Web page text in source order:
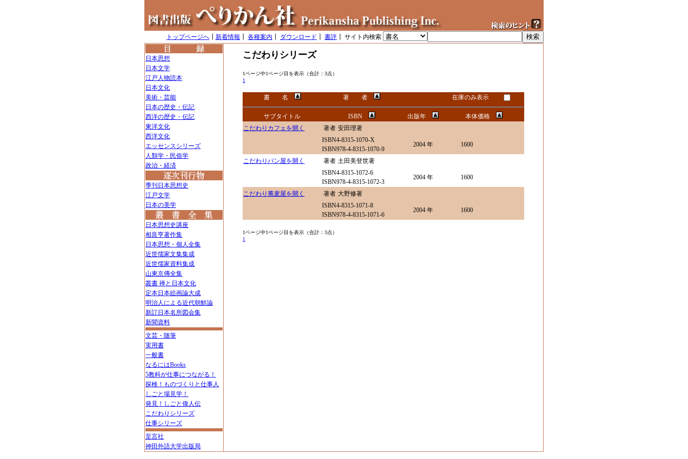
トップページへ 新着情報 各種案内 ダウンロード 書評 ┃ サイト内検索
日本思想
日本文学
江戸人物読本
日本文化
美術・芸能
日本の歴史・伝記
西洋の歴史・伝記
東洋文化
西洋文化
エッセンスシリーズ
人類学・民俗学
政治・経済
季刊日本思想史
江戸文学
日本の美学
日本思想史講座
相良亨著作集
日本思想・個人全集
近世儒家文集集成
近世儒家資料集成
山東京傳全集
叢書 禅と日本文化
定本日本絵画論大成
明治人による近代朝鮮論
新訂日本名所図会集
新聞資料
文芸・随筆
実用書
一般書
なるにはBooks
5教科が仕事につながる！
探検！ものづくりと仕事人
しごと場見学！
発見！しごと偉人伝
こだわりシリーズ
仕事シリーズ
至言社
神田外語大学出版局
こだわりシリーズ
1ページ中1ページ目を表示（合計：3点）
1
書 名 著 者 在庫のみ表示
サブタイトル ISBN 出版年
本体価格
こだわりカフェを開く
著者 安田理著
ISBN4-8315-1070-X
ISBN978-4-8315-1070-9
2004 年 1600
こだわりパン屋を開く 著者 土田美登世著
ISBN4-8315-1072-6
ISBN978-4-8315-1072-3
2004 年 1600
こだわり蕎麦屋を開く 著者 大野修著
ISBN4-8315-1071-8
ISBN978-4-8315-1071-6
2004 年 1600
1ページ中1ページ目を表示（合計：3点）
1